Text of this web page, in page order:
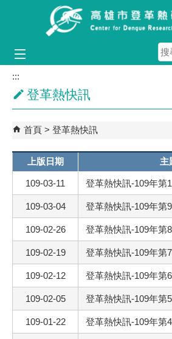
跳到主要內容區塊
:::
登革熱快訊
首頁 登革熱快訊
上版日期 主
109-03-11 登革熱快訊-109年第
109-03-04 登革熱快訊-109年第
109-02-26 登革熱快訊-109年第
109-02-19 登革熱快訊-109年第
109-02-12 登革熱快訊-109年第
109-02-05 登革熱快訊-109年第
109-01-22 登革熱快訊-109年第